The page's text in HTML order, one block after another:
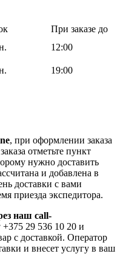
При заказе до
12:00
19:00
, при оформлении заказа
отметьте пункт
нужно доставить
и добавлена в
доставки с вами
приезда экспедитора.
наш call-
29 536 10 20 и
с доставкой. Оператор
и внесет услугу в ваш